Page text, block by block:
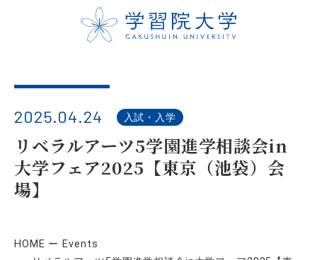
2025.04.24 入試・入学
リベラルアーツ5学園進学相談会in
大学フェア2025【東京（池袋）会
場】
HOME
Events